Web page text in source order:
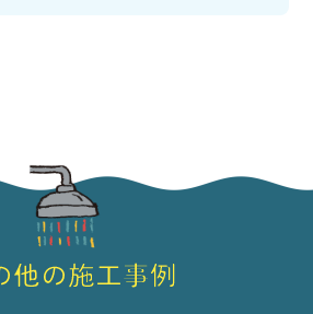
他の施工事例